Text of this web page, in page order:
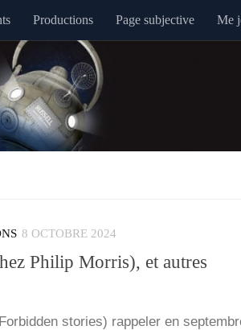
Productions Page subjective Me
8 OCTOBRE 2024
Philip Morris), et autres
sto­ries) rap­pe­ler en